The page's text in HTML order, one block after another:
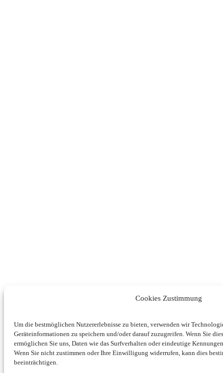
Cookies Zustimmung
Um die bestmöglichen Nutzererlebnisse zu bieten, verwenden wir
Geräteinformationen zu speichern und/oder darauf zuzugreifen. Wenn Sie
ermöglichen Sie uns, Daten wie das Surfverhalten oder eindeutige
Wenn Sie nicht zustimmen oder Ihre Einwilligung widerrufen, kann dies
beeinträchtigen.